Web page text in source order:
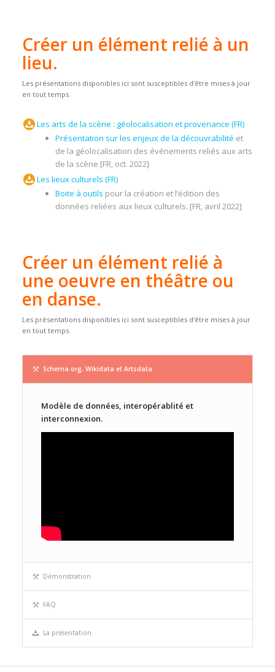
Créer un élément relié à un
lieu.
Les présentations disponibles ici sont susceptibles d’être mises à jour
en tout temps.
Les arts de la scène : géolocalisation et provenance (FR)
Présentation sur les enjeux de la découvrabilité et
de la géolocalisation des événements reliés aux arts
de la scène [FR, oct. 2022]
Les lieux culturels (FR)
Boite à outils pour la création et l’édition des
données reliées aux lieux culturels. [FR, avril 2022]
Créer un élément relié à
une oeuvre en théâtre ou
en danse.
Les présentations disponibles ici sont susceptibles d’être mises à jour
en tout temps.
Schema.org, Wikidata et Artsdata
Modèle de données, interopérablité et
interconnexion.
Démonstration
FAQ
La présentation